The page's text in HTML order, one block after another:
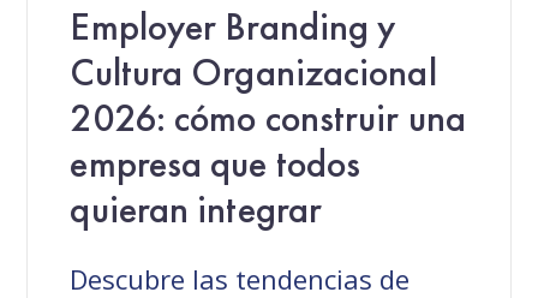
Employer Branding y
Cultura Organizacional
2026: cómo construir una
empresa que todos
quieran integrar
Descubre las tendencias de